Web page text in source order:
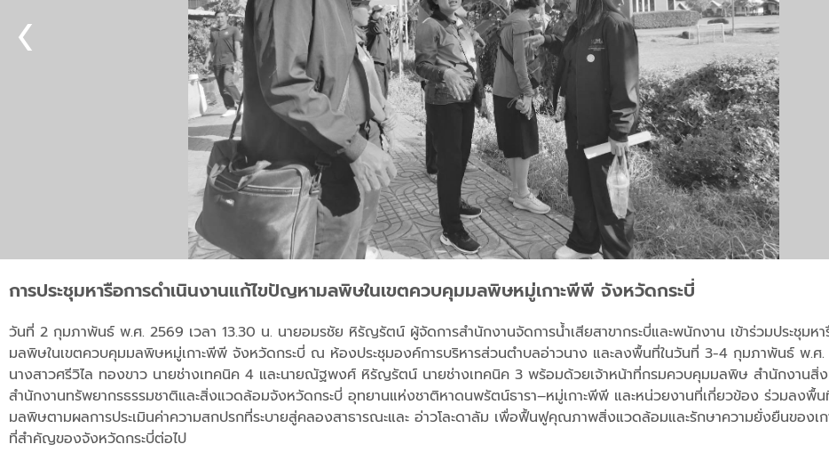
การประชุมหารือการดำเนินงานแก้ไขปัญหามลพิษในเขตควบคุมมลพิษหมู่เกาะพีพี จังหวัดกระบี่
วันที่ 2 กุมภาพันธ์ พ.ศ. 2569 เวลา 13.30 น. นายอมรชัย หิรัญรัตน์ ผู้จัดการสำนักงานจัดการน้ำเสียสาขากระบี่และพนักงาน เข้าร่วมประชุมห
มลพิษในเขตควบคุมมลพิษหมู่เกาะพีพี จังหวัดกระบี่ ณ ห้องประชุมองค์การบริหารส่วนตำบลอ่าวนาง และลงพื้นที่ในวันที่ 3-4 กุมภาพันธ์ พ.ศ
นางสาวศรีวิไล ทองขาว นายช่างเทคนิค 4 และนายณัฐพงศ์ หิรัญรัตน์ นายช่างเทคนิค 3 พร้อมด้วยเจ้าหน้าที่กรมควบคุมมลพิษ สำนักงานสิ่
สำนักงานทรัพยากรธรรมชาติและสิ่งแวดล้อมจังหวัดกระบี่ อุทยานแห่งชาติหาดนพรัตน์ธารา–หมู่เกาะพีพี และหน่วยงานที่เกี่ยวข้อง ร่วมลงพื้น
มลพิษตามผลการประเมินค่าความสกปรกที่ระบายสู่คลองสาธารณะและ อ่าวโละดาลัม เพื่อฟื้นฟูคุณภาพสิ่งแวดล้อมและรักษาความยั่งยืนของ
ที่สำคัญของจังหวัดกระบี่ต่อไป